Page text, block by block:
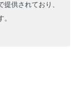
供されており、